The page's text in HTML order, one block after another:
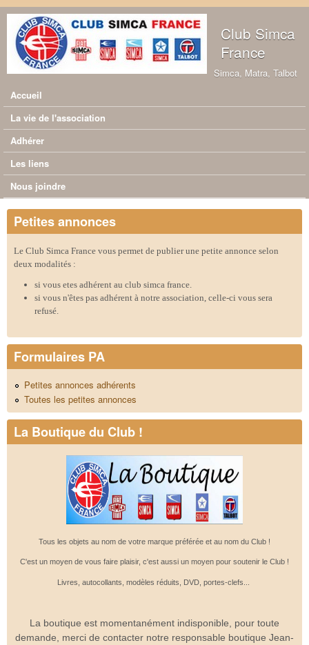
Aller au contenu principal
Club Simca
France
Simca, Matra, Talbot
Menu principal
Accueil
La vie de l'association
Adhérer
Les liens
Nous joindre
Petites annonces
Le Club Simca France vous permet de publier une petite annonce selon
deux modalités :
si vous etes adhérent au club simca france.
si vous n'êtes pas adhérent à notre association, celle-ci vous sera
refusé.
Formulaires PA
Petites annonces adhérents
Toutes les petites annonces
La Boutique du Club !
Tous les objets au nom de votre marque préférée et au nom du Club !
C'est un moyen de vous faire plaisir, c'est aussi un moyen pour soutenir le Club !
Livres, autocollants, modèles réduits, DVD, portes-clefs...
La boutique est momentanément indisponible, pour toute
demande, merci de contacter notre responsable boutique Jean-